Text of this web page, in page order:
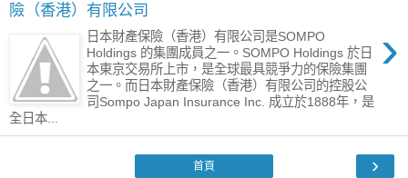
險（香港）有限公司
›
日本財產保險（香港）有限公司是SOMPO
Holdings 的集團成員之一。SOMPO Holdings 於日
本東京交易所上市，是全球最具競爭力的保險集團
之一。而日本財產保險（香港）有限公司的控股公
司Sompo Japan Insurance Inc. 成立於1888年，是
全日本...
›
首頁